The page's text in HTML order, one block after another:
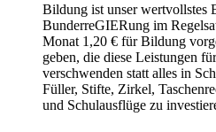
Bildung ist unser wertvollstes
BunderreGIERung im
Monat 1,20 € für Bildung
geben, die diese Leistungen
verschwenden statt alles in
Füller, Stifte, Zirkel,
und Schulausflüge zu